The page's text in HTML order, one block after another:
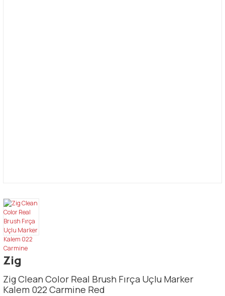
Zig
Zig Clean Color Real Brush Fırça Uçlu Marker
Kalem 022 Carmine Red